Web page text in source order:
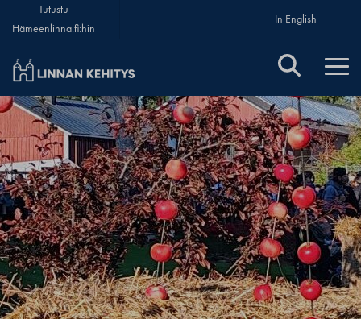
Tutustu
Hämeenlinna.fi:hin
In English
Linnan Kehitys Oy